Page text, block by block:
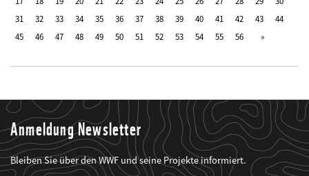
31
32 33 34 35 36 37 38 39 40 41 42 43
44
45
46 47 48 49 50 51 52 53 54 55 56
Anmeldung Newsletter
Bleiben Sie über den WWF und seine Projekte informiert.